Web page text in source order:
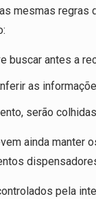
mesmas
buscar antes a
as
serão
ainda manter
pela